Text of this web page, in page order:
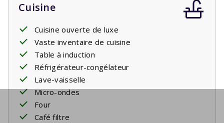
Cuisine
Cuisine ouverte de luxe
Vaste inventaire de cuisine
Table à induction
Réfrigérateur-congélateur
Lave-vaisselle
Micro-ondes
Four
Café filtre